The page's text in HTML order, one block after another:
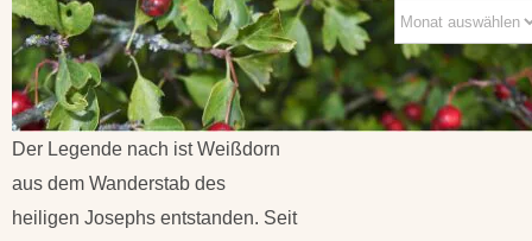
Der Legende nach ist Weißdorn
aus dem Wanderstab des
heiligen Josephs entstanden. Seit